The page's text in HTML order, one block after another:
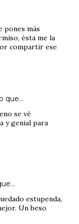
pones más
ésta me la
compartir ese
que…
se vé
y genial para
estupenda,
Un beso